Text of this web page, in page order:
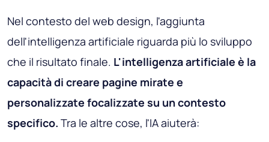
Nel contesto del web design, l'aggiunta
dell'intelligenza artificiale riguarda più lo sviluppo
che il risultato finale. L'intelligenza artificiale è la
capacità di creare pagine mirate e
personalizzate focalizzate su un contesto
specifico. Tra le altre cose, l'IA aiuterà: